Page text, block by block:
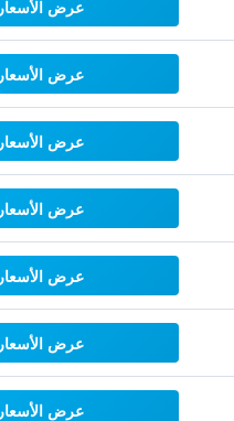
عرض الأسعار
عرض الأسعار
عرض الأسعار
عرض الأسعار
عرض الأسعار
عرض الأسعار
عرض الأسعار